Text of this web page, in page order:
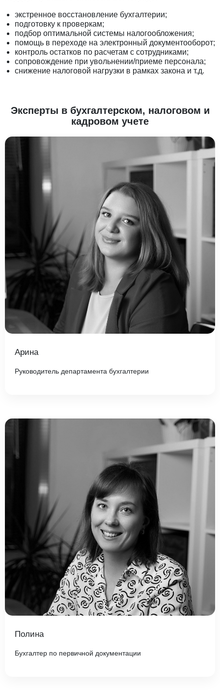
экстренное восстановление бухгалтерии;
подготовку к проверкам;
подбор оптимальной системы налогообложения;
помощь в переходе на электронный документооборот;
контроль остатков по расчетам с сотрудниками;
сопровождение при увольнении/приеме персонала;
снижение налоговой нагрузки в рамках закона и т.д.
Эксперты в бухгалтерском, налоговом и
кадровом учете
Арина
Руководитель департамента бухгалтерии
Полина
Бухгалтер по первичной документации